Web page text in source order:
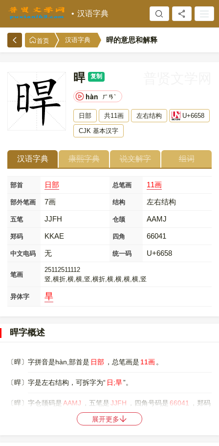
汉语字典
首页 汉语字典 晘的意思和解释
晘 复制
hàn ㄏㄢˋ
日部 共11画 左右结构 U+6658
CJK 基本汉字
汉语字典 康熙字典 说文解字 组词
部首 日部 总笔画 11画
部外笔画 7画 结构 左右结构
五笔 JJFH 仓颉 AAMJ
郑码 KKAE 四角 66041
中文电码 无 统一码 U+6658
笔画
25112511112
竖,横折,横,横,竖,横折,横,横,横,横,竖
异体字 旱
晘字概述
〔晘〕字拼音是hàn,部首是 日部 ，总笔画是 11画 。
〔晘〕字是左右结构，可拆字为“ 日;旱”。
〔晘〕字仓颉码是 AAMJ ，五笔是JJFH ，四角号码是 66041
，郑码
，中文电码是无，。
展开更多